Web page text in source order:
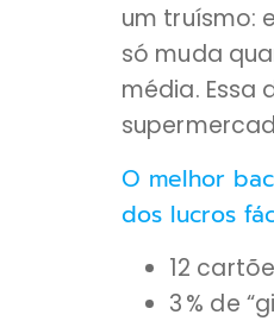
um truísmo:
só muda
média. Essa
O melhor
dos lucros
12
3 % de